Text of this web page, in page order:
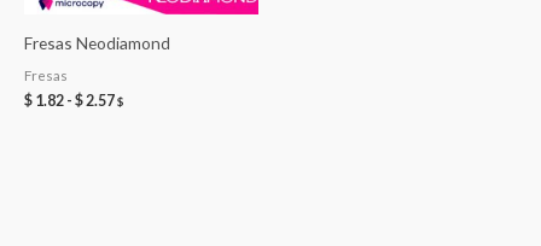
Fresas Neodiamond
Fresas
$ 1.82 - $ 2.57Rango
$